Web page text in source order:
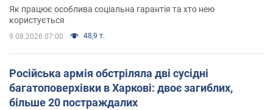
Як працює особлива соціальна гарантія та хто нею
користується
9.08.2026 07:00 48,9 т.
Російська армія обстріляла дві сусідні
багатоповерхівки в Харкові: двоє загиблих,
більше 20 постраждалих